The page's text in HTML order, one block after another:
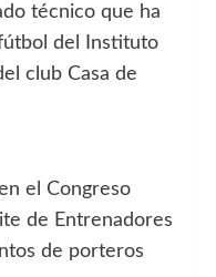
técnico que ha
del Instituto
club Casa de
el Congreso
de Entrenadores
de porteros